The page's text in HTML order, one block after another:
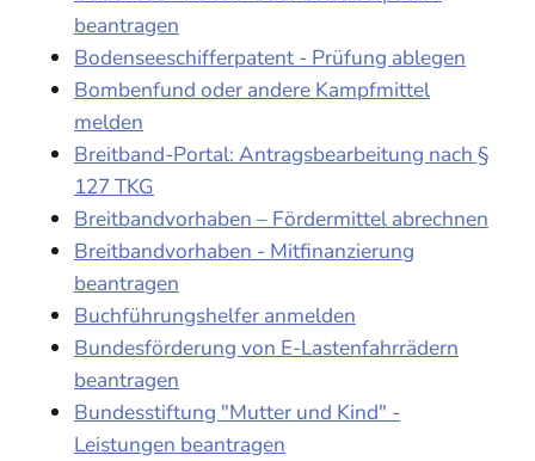
beantragen
Bodenseeschifferpatent - Prüfung ablegen
Bombenfund oder andere Kampfmittel
melden
Breitband-Portal: Antragsbearbeitung nach §
127 TKG
Breitbandvorhaben – Fördermittel abrechnen
Breitbandvorhaben - Mitfinanzierung
beantragen
Buchführungshelfer anmelden
Bundesförderung von E-Lastenfahrrädern
beantragen
Bundesstiftung "Mutter und Kind" -
Leistungen beantragen